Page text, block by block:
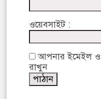
ওয়েবসাইট :
আপনার ইমেইল ও
রাখুন